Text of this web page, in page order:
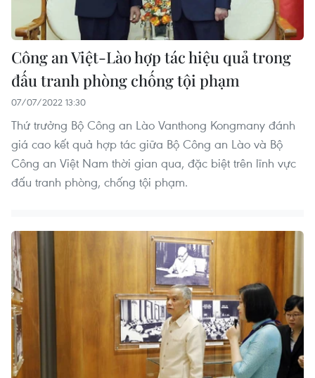
Công an Việt-Lào hợp tác hiệu quả trong
đấu tranh phòng chống tội phạm
07/07/2022 13:30
Thứ trưởng Bộ Công an Lào Vanthong Kongmany đánh
giá cao kết quả hợp tác giữa Bộ Công an Lào và Bộ
Công an Việt Nam thời gian qua, đặc biệt trên lĩnh vực
đấu tranh phòng, chống tội phạm.